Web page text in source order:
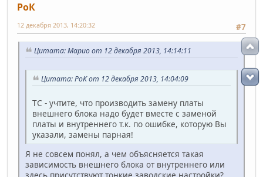
РоК
#7
12 декабря 2013, 14:20:32
Цитата: Марио от 12 декабря 2013, 14:14:11
Цитата: РоК от 12 декабря 2013, 14:04:09
ТС - учтите, что производить замену платы
внешнего блока надо будет вместе с заменой
платы и внутреннего т.к. по ошибке, которую Вы
указали, замены парная!
Я не совсем понял, а чем объясняется такая
зависимость внешнего блока от внутреннего или